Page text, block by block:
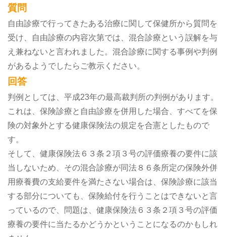
質問
自由診療で行ってきたある治療に関して保健所から質問を
受け、自由診療の内容次第では、混合診療という誤解を与
え兼ねないと言われました。混合診療に関する事例や判例
があるようでしたらご教示ください。
回答
判例としては、平成23年の最高裁判所の判例があります。
これは、保険診療と自由診療を併用した場合、すべてを保
険の対象外とする健康保険法の規定を合憲としたもので
す。
そして、健康保険法６３条２項３号の評価療養の要件に該
当しないため、その混合診療が同法８６条所定の保険外併
用療養費の支給要件を満たさない場合は、保険診療に該当
する部分についても、保険給付を行うことはできないと言
っているので、問題は、健康保険法６３条２項３号の評価
療養の要件に当たるかどうかということになるのかもしれ